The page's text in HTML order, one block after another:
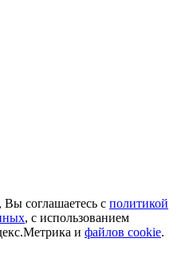
соглашаетесь с политикой
, с использованием
и файлов cookie.